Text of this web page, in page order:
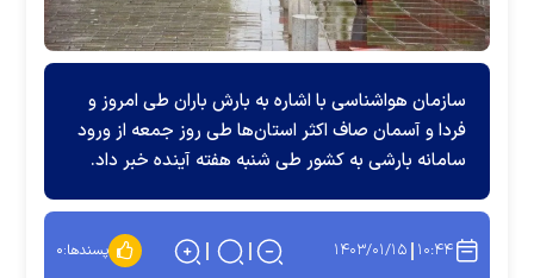
سازمان هواشناسی با اشاره به بارش باران طی امروز و
فردا و آسمان صاف اکثر استان‌ها طی روز جمعه از ورود
سامانه بارشی به کشور طی شنبه هفته آینده خبر داد.
۱۰:۴۴ ۱۴۰۳/۰۱/۱۵ پسندها:۰